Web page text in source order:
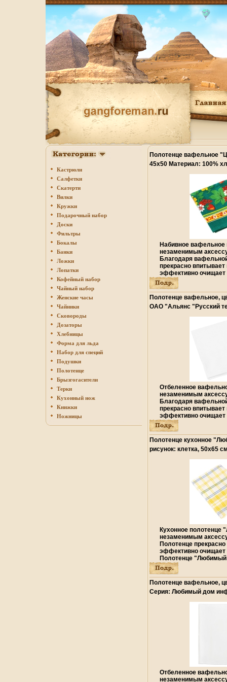
Кастрюли
Салфетки
Скатерти
Вилки
Кружки
Подарочный набор
Доски
Фильтры
Бокалы
Банки
Ложки
Лопатки
Кофейный набор
Чайный набор
Женские часы
Чайники
Сковороды
Дозаторы
Хлебницы
Форма для льда
Набор для специй
Подушки
Полотенце
Брызгогасители
Терки
Кухонный нож
Книжки
Ножницы
Полотенце вафельное
45х50 Материал: 100%
Производитель: Россия
Набивное вафельное
незаменимым
Благодаря
прекрасно впитывает
эффективно очищает
Полотенце из
отличный вариант
современной хозяйки
Размер: 45 см х 50
хлопок
Полотенце вафельное,
ОАО "Альянс "Русский
Упаковка: пакет инфо
Отбеленное
незаменимым
Благодаря
прекрасно впитывает
эффективно очищает
Полотенце из
отличный вариант
современной хозяйки
Размер: 50 см х 80
хлопок
Полотенце кухонное
рисунок: клетка, 50х65
полулен
Кухонное
незаменимым
Полотенце
эффективно очищает
Полотенце
отличнывбзюрй
практичной и
Характеристики:
Материал: полулен
Россия.
Полотенце вафельное,
Серия: Любимый дом
Отбеленное
незаменимым